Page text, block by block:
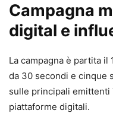
Campagna
digital e
La campagna è partita il
da 30 secondi e cinque
sulle principali emittenti
piattaforme digitali.